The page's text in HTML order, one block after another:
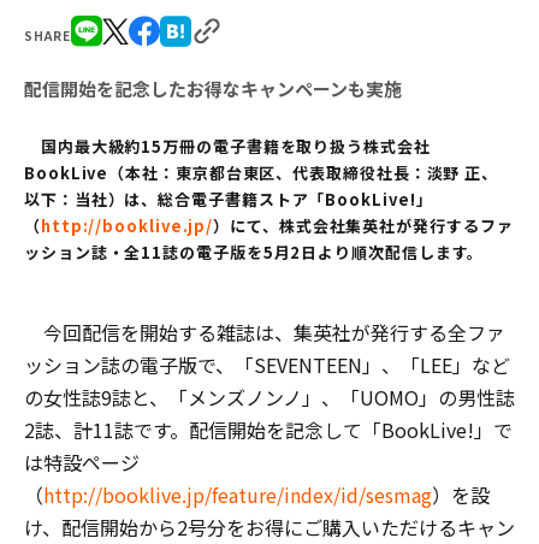
SHARE
配信開始を記念したお得なキャンペーンも実施
国内最大級約15万冊の電子書籍を取り扱う株式会社
BookLive（本社：東京都台東区、代表取締役社長：淡野 正、
以下：当社）は、総合電子書籍ストア「BookLive!」
（http://booklive.jp/）にて、株式会社集英社が発行するファ
ッション誌・全11誌の電子版を5月2日より順次配信します。
今回配信を開始する雑誌は、集英社が発行する全ファ
ッション誌の電子版で、「SEVENTEEN」、「LEE」など
の女性誌9誌と、「メンズノンノ」、「UOMO」の男性誌
2誌、計11誌です。配信開始を記念して「BookLive!」で
は特設ページ
（http://booklive.jp/feature/index/id/sesmag）を設
け、配信開始から2号分をお得にご購入いただけるキャン